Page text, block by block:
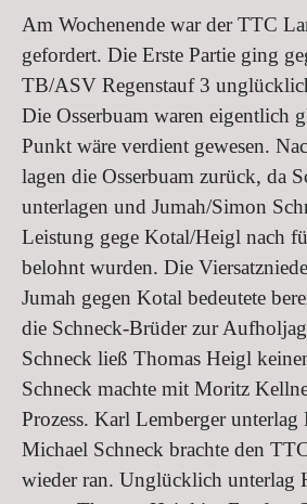
Am Wochenende war der TTC
gefordert. Die Erste Partie ging
TB/ASV Regenstauf 3
Die Osserbuam waren eigentlich
Punkt wäre verdient gewesen.
lagen die Osserbuam zurück, da
unterlagen und Jumah/Simon
Leistung gege Kotal/Heigl nach
belohnt wurden. Die
Jumah gegen Kotal bedeutete
die Schneck-Brüder zur
Schneck ließ Thomas Heigl
Schneck machte mit Moritz
Prozess. Karl Lemberger unterlag
Michael Schneck brachte den
wieder ran. Unglücklich unterlag